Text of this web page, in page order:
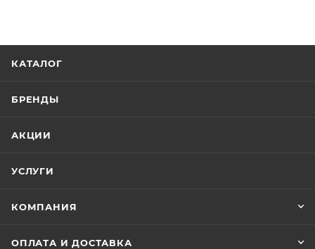
КАТАЛОГ
БРЕНДЫ
АКЦИИ
УСЛУГИ
КОМПАНИЯ
ОПЛАТА И ДОСТАВКА